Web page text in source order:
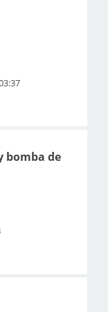
bomba de